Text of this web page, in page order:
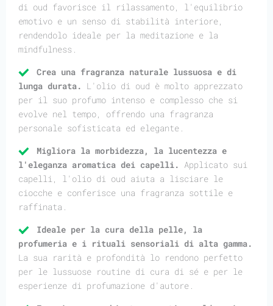
di oud favorisce il rilassamento, l'equilibrio
emotivo e un senso di stabilità interiore,
rendendolo ideale per la meditazione e la
mindfulness.
Crea una fragranza naturale lussuosa e di
lunga durata. L'olio di oud è molto apprezzato
per il suo profumo intenso e complesso che si
evolve nel tempo, offrendo una fragranza
personale sofisticata ed elegante.
Migliora la morbidezza, la lucentezza e
l'eleganza aromatica dei capelli. Applicato sui
capelli, l'olio di oud aiuta a lisciare le
ciocche e conferisce una fragranza sottile e
raffinata.
Ideale per la cura della pelle, la
profumeria e i rituali sensoriali di alta gamma.
La sua rarità e profondità lo rendono perfetto
per le lussuose routine di cura di sé e per le
esperienze di profumazione d'autore.